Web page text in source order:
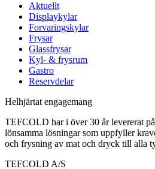
Aktuellt
Displaykylar
Forvaringskylar
Frysar
Glassfrysar
Kyl- & frysrum
Gastro
Reservdelar
Helhjärtat engagemang
TEFCOLD har i över 30 år levererat
lönsamma lösningar som uppfyller
och frysning av mat och dryck till alla
TEFCOLD A/S